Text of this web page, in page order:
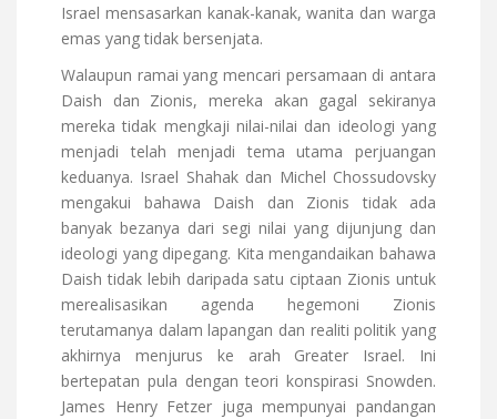
Israel mensasarkan kanak-kanak, wanita dan warga
emas yang tidak bersenjata.
Walaupun ramai yang mencari persamaan di antara
Daish dan Zionis, mereka akan gagal sekiranya
mereka tidak mengkaji nilai-nilai dan ideologi yang
menjadi telah menjadi tema utama perjuangan
keduanya. Israel Shahak dan Michel Chossudovsky
mengakui bahawa Daish dan Zionis tidak ada
banyak bezanya dari segi nilai yang dijunjung dan
ideologi yang dipegang. Kita mengandaikan bahawa
Daish tidak lebih daripada satu ciptaan Zionis untuk
merealisasikan agenda hegemoni Zionis
terutamanya dalam lapangan dan realiti politik yang
akhirnya menjurus ke arah Greater Israel. Ini
bertepatan pula dengan teori konspirasi Snowden.
James Henry Fetzer juga mempunyai pandangan